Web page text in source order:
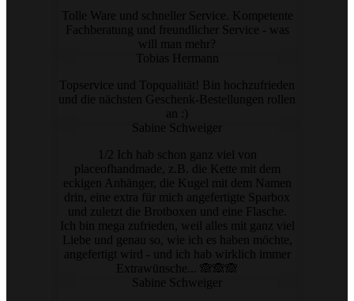
Tolle Ware und schneller Service. Kompetente
Fachberatung und freundlicher Service - was
will man mehr?
Tobias Hermann
Topservice und Topqualität! Bin hochzufrieden
und die nächsten Geschenk-Bestellungen rollen
an :)
Sabine Schweiger
1/2 Ich hab schon ganz viel von
placeofhandmade, z.B. die Kette mit dem
eckigen Anhänger, die Kugel mit dem Namen
drin, eine extra für mich angefertigte Sparbox
und zuletzt die Brotboxen und eine Flasche.
Ich bin mega zufrieden, weil alles mit ganz viel
Liebe und genau so, wie ich es haben möchte,
angefertigt wird - und ich hab wirklich immer
Extrawünsche... 🙈🙈🙈
Sabine Schweiger